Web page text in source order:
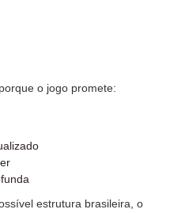
o jogo promete:
estrutura brasileira, o